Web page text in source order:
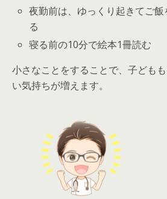
夜勤前は、ゆっくり起きてご
る
寝る前の10分で絵本1冊読む
小さなことをすることで、子ども
い気持ちが増えます。